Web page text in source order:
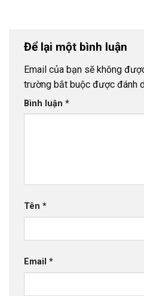
Để lại một bình luận
Email của bạn sẽ không
trường bắt buộc được đánh
Bình luận *
Tên *
Email *